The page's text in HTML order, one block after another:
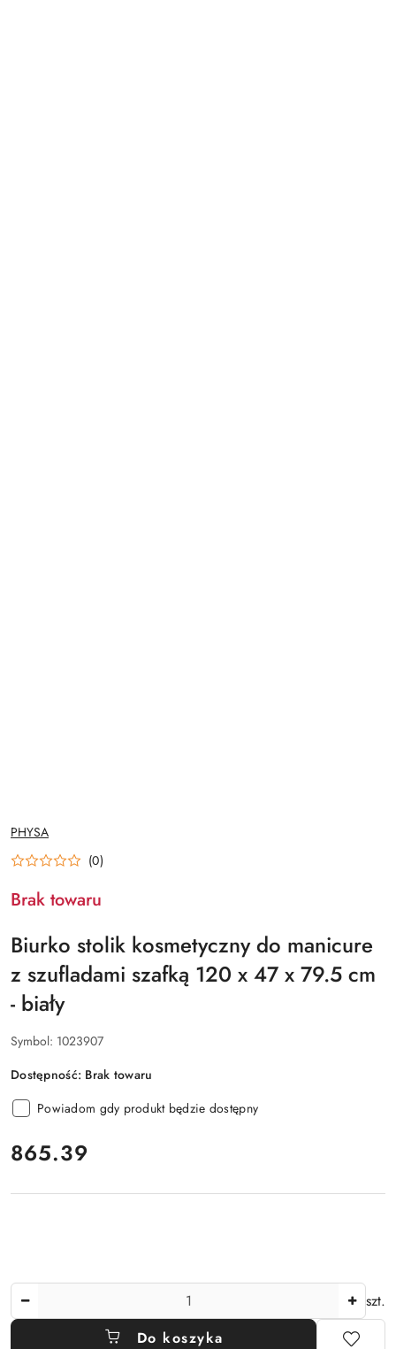
NAZWA
PRODUCENTA:
PHYSA
(0)
Brak towaru
Biurko stolik kosmetyczny do manicure
z szufladami szafką 120 x 47 x 79.5 cm
- biały
Symbol: 1023907
Dostępność: Brak towaru
Powiadom gdy produkt będzie dostępny
cena:
865.39
szt.
Do koszyka